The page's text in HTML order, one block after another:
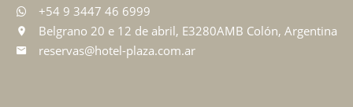
+54 9 3447 46 6999
Belgrano 20 e 12 de abril, E3280AMB Colón, Argentina
reservas@hotel-plaza.com.ar